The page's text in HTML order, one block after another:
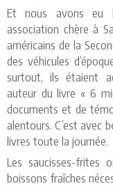
Et nous avons eu
association chère à
américains de la
des véhicules
surtout, ils étaient
auteur du livre « 6
documents et de
alentours. C’est avec
livres toute la journée.
Les saucisses-frites
boissons fraîches